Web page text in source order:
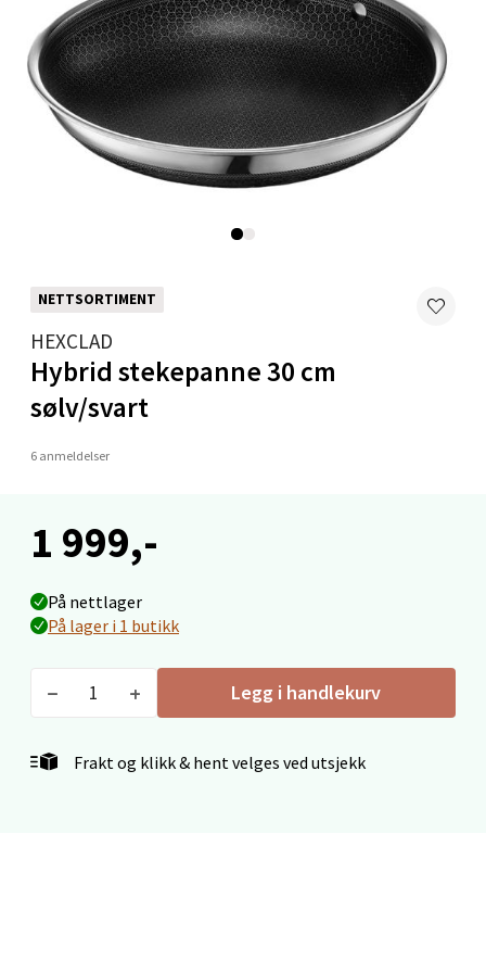
NETTSORTIMENT
HEXCLAD
Hybrid stekepanne 30 cm
sølv/svart
6 anmeldelser
1 999,-
På nettlager
På lager i 1 butikk
Legg i handlekurv
Frakt og klikk & hent velges ved utsjekk
0 i butikk
Velg
Bergen - Thon Senter Sartor
Sartorvegen 12, 5353 Straume
0 i butikk
Trondheim - Sirkus Shopping
Åpent i dag 09-21